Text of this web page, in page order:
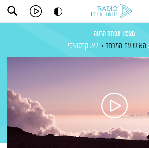
מצפון תפתח הרעה
האיש עם המכתב י.א. קרסוצקי